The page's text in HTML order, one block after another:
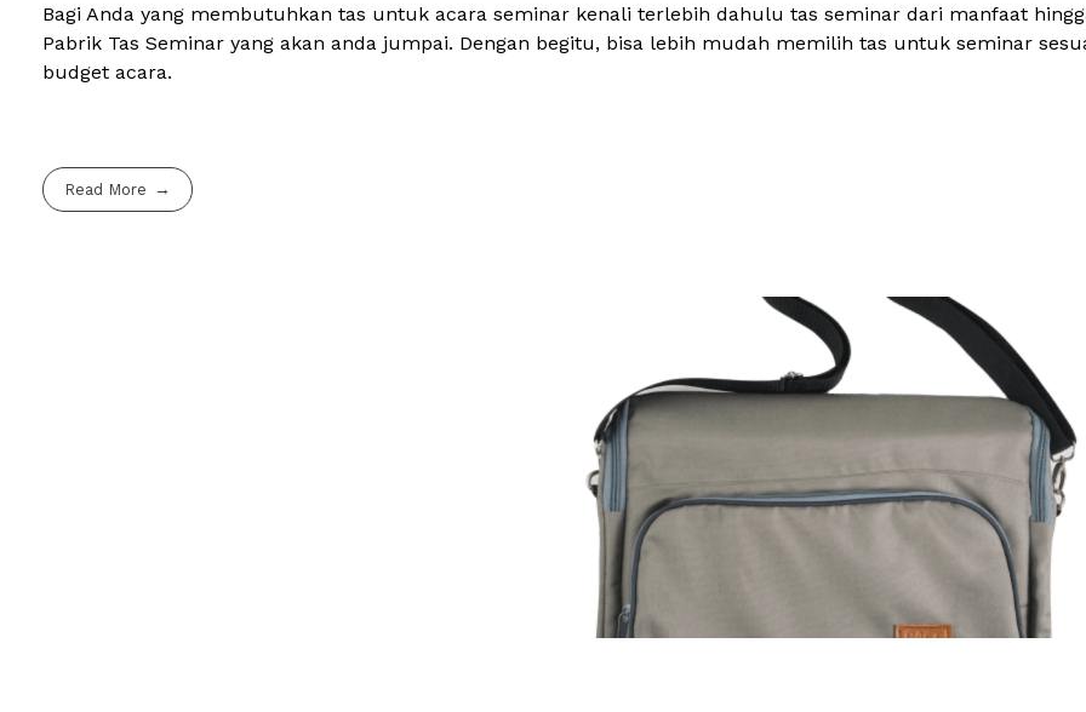
Bagi Anda yang membutuhkan tas untuk acara seminar kenali terlebih dahulu tas seminar dari manfaat
Pabrik Tas Seminar yang akan anda jumpai. Dengan begitu, bisa lebih mudah memilih tas untuk seminar
budget acara.
Read More